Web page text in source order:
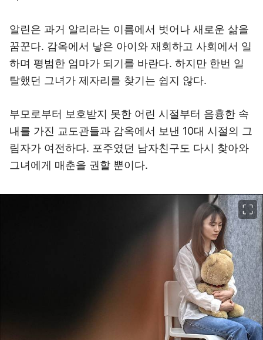
알린은 과거 알리라는 이름에서 벗어나 새로운 삶을
꿈꾼다. 감옥에서 낳은 아이와 재회하고 사회에서 일
하며 평범한 엄마가 되기를 바란다. 하지만 한번 일
탈했던 그녀가 제자리를 찾기는 쉽지 않다.
부모로부터 보호받지 못한 어린 시절부터 음흉한 속
내를 가진 교도관들과 감옥에서 보낸 10대 시절의 그
림자가 여전하다. 포주였던 남자친구도 다시 찾아와
그녀에게 매춘을 권할 뿐이다.